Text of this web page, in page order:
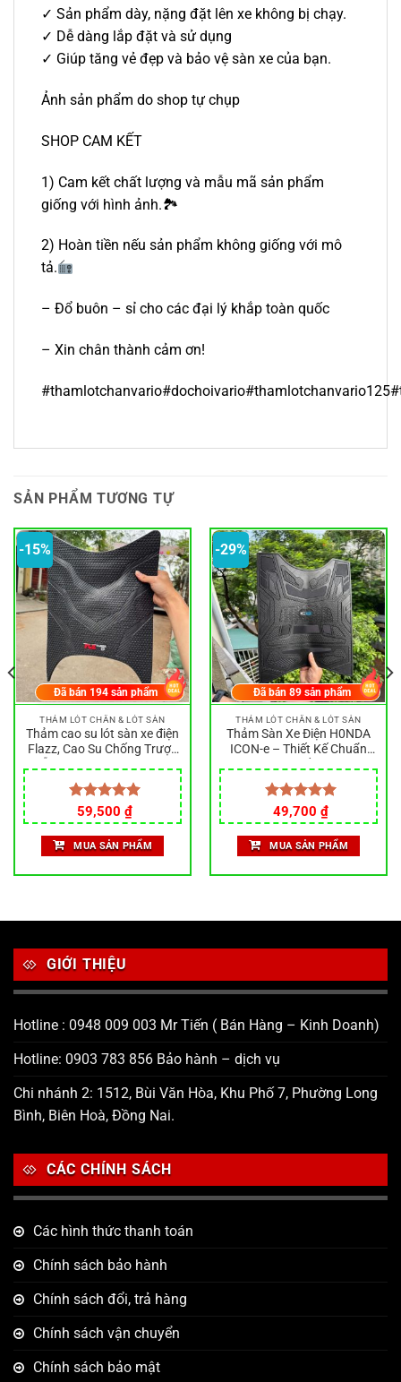
✓ Sản phẩm dày, nặng đặt lên xe không bị chạy.
✓ Dễ dàng lắp đặt và sử dụng
✓ Giúp tăng vẻ đẹp và bảo vệ sàn xe của bạn.
Ảnh sản phẩm do shop tự chụp
SHOP CAM KẾT
1) Cam kết chất lượng và mẫu mã sản phẩm
giống với hình ảnh.🏞
2) Hoàn tiền nếu sản phẩm không giống với mô
tả.
– Đổ buôn – sỉ cho các đại lý khắp toàn quốc
– Xin chân thành cảm ơn!
SẢN PHẨM TƯƠNG TỰ
-15%
THẢM LÓT CHÂN & LÓT SÀN
Thảm cao su lót sàn xe điện
Flazz, Cao Su Chống Trượt,
Flazz
Được xếp
hạng5.00
5 sao
Giá
gốc
là:
70,000 ₫.
59,500 ₫Giá
hiện
tại
là:
59,500 ₫.
Đã bán 194 sản phẩm
MUA SẢN PHẨM
-29%
THẢM LÓT CHÂN & LÓT SÀN
Thảm Sàn Xe Điện H0NDA
ICON-e – Thiết Kế Chuẩn
Chống Nước Bảo Vệ Sàn Xe
Lắp Như Zin Đẹp Bền
Được xếp
hạng5.00
5 sao
Giá
gốc
là:
70,000 ₫.
49,700 ₫Giá
hiện
tại
là:
49,700 ₫.
Đã bán 89sản phẩm
MUA SẢN PHẨM
GIỚI THIỆU
Hotline : 0948 009 003 Mr Tiến ( Bán Hàng – Kinh Doanh)
Hotline: 0903 783 856 Bảo hành – dịch vụ
Chi nhánh 2: 1512, Bùi Văn Hòa, Khu Phố 7, Phường Long
Bình, Biên Hoà, Đồng Nai.
CÁC CHÍNH SÁCH
Các hình thức thanh toán
Chính sách bảo hành
Chính sách đổi, trả hàng
Chính sách vận chuyển
Chính sách bảo mật